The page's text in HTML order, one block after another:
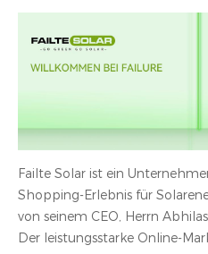
Failte Solar ist ein
Shopping-Erlebnis für
von seinem CEO, Herrn
Der leistungsstarke Online-